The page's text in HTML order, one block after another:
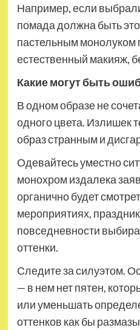
Например, если
помада должна быть
пастельным монолуком
естественный макияж,
Какие могут быть
В одном образе не
одного цвета. Излишек
образ странным и
Одевайтесь уместно
монохром издалека
органично будет
мероприятиях,
повседневности
оттенки.
Следите за силуэтом.
— в нем нет пятен,
или уменьшать
оттенков как бы